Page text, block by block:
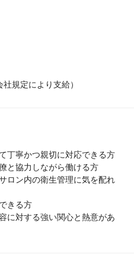
規定により支給）
丁寧かつ親切に対応できる方
と協力しながら働ける方
ロン内の衛生管理に気を配れ
きる方
に対する強い関心と熱意があ